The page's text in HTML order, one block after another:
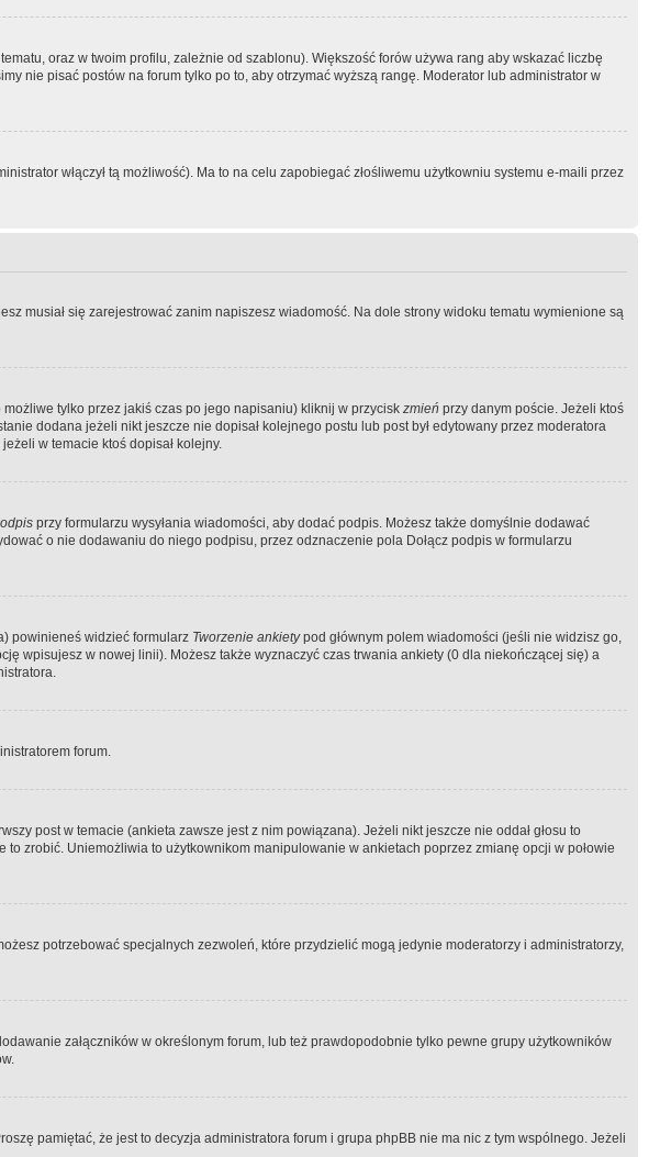
oraz w twoim profilu, zależnie od szablonu). Większość forów używa rang aby wskazać liczbę
nie pisać postów na forum tylko po to, aby otrzymać wyższą rangę. Moderator lub administrator w
włączył tą możliwość). Ma to na celu zapobiegać złośliwemu użytkowniu systemu e-maili przez
musiał się zarejestrować zanim napiszesz wiadomość. Na dole strony widoku tematu wymienione są
tylko przez jakiś czas po jego napisaniu) kliknij w przycisk zmień przy danym poście. Jeżeli ktoś
dodana jeżeli nikt jeszcze nie dopisał kolejnego postu lub post był edytowany przez moderatora
w temacie ktoś dopisał kolejny.
przy formularzu wysyłania wiadomości, aby dodać podpis. Możesz także domyślnie dodawać
o nie dodawaniu do niego podpisu, przez odznaczenie pola Dołącz podpis w formularzu
powinieneś widzieć formularz Tworzenie ankietypod głównym polem wiadomości (jeśli nie widzisz go,
wpisujesz w nowej linii). Możesz także wyznaczyć czas trwania ankiety (0 dla niekończącej się) a
forum.
post w temacie (ankieta zawsze jest z nim powiązana). Jeżeli nikt jeszcze nie oddał głosu to
zrobić. Uniemożliwia to użytkownikom manipulowanie w ankietach poprzez zmianę opcji w połowie
potrzebować specjalnych zezwoleń, które przydzielić mogą jedynie moderatorzy i administratorzy,
załączników w określonym forum, lub też prawdopodobnie tylko pewne grupy użytkowników
pamiętać, że jest to decyzja administratora forum i grupa phpBB nie ma nic z tym wspólnego. Jeżeli